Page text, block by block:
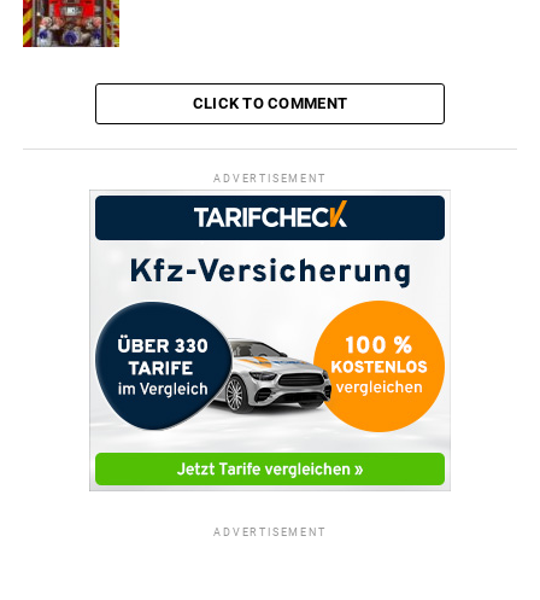
CLICK TO COMMENT
ADVERTISEMENT
ADVERTISEMENT